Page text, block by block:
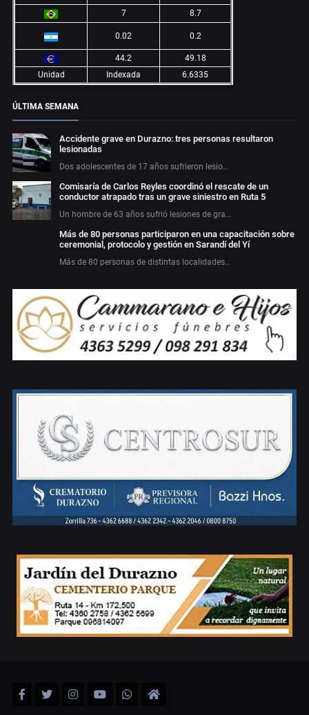
7 8.7
0.02 0.2
44.2
49.18
Unidad
Indexada 6.6335
ÚLTIMA SEMANA
Accidente grave en Durazno: tres personas resultaron
lesionadas
Dos adolescentes de 17 años sufrieron lesio…
Comisaría de Carlos Reyles coordinó el rescate de un
conductor atrapado tras un grave siniestro en Ruta 5
Un hombre de 63 años sufrió lesiones de gra…
Más de 80 personas participaron en una capacitación sobre
ceremonial, protocolo y gestión en Sarandí del Yí
Más de 80 personas de distintas localidades…